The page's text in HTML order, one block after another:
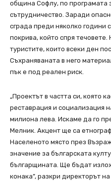
община Софлу, по програмата
сътрудничество. Заради
сграда преди няколко години
покрива, който спря
туристите, които всеки ден
Съхраняваната в него
пък е под реален риск.
„Проектът в частта си, която
реставрация и социализация
милиона лева. Искаме да го
Мелник. Акцент ще са
Населеното място през
значение за българската
българщината. Ще бъдат
конака”, разкри директорът